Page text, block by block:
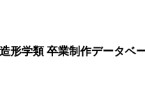
形学類 卒業制作データベ